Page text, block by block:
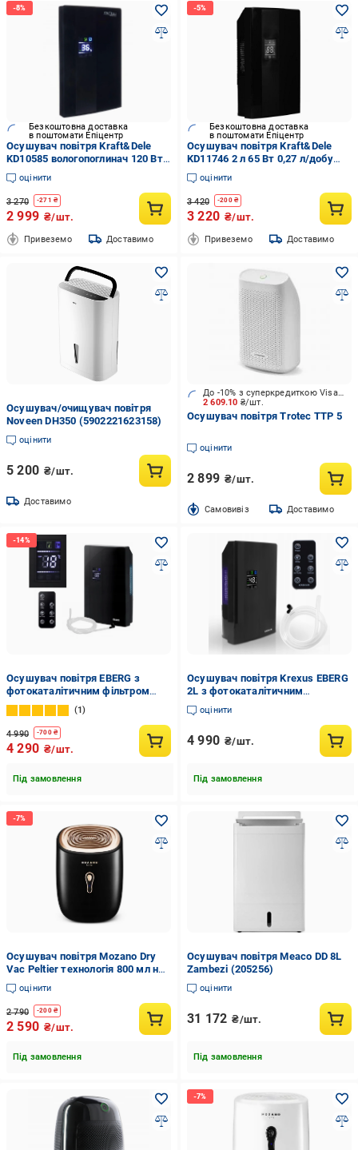
Безкоштовна доставка
в поштомати Епіцентр
Осушувач повітря Kraft&Dele
KD10585 вологопоглинач 120 Вт
2 л 220-240 В
оцінити
3 270 -271 ₴
2 999 ₴/шт.
Привеземо Доставимо
Безкоштовна доставка
в поштомати Епіцентр
Осушувач повітря Kraft&Dele
KD11746 2 л 65 Вт 0,27 л/добу
Чорний
оцінити
3 420 -200₴
3 220 ₴/шт.
Привеземо Доставимо
Осушувач/очищувач повітря
Noveen DH350 (5902221623158)
оцінити
5 200 ₴/шт.
Доставимо
2 609.10 ₴/шт.
До -10% з суперкредиткою Visa Вигода
Осушувач повітря Trotec TTP 5
оцінити
2 899 ₴/шт.
Cамовивіз Доставимо
Осушувач повітря EBERG з
фотокаталітичним фільтром
Чорний (DH-1000 SMART)
1
4 990 -700₴
4 290 ₴/шт.
Під замовлення
Осушувач повітря Krexus EBERG
2L з фотокаталітичним
фільтром TiO2 (15338756)
оцінити
4 990 ₴/шт.
Під замовлення
Осушувач повітря Mozano Dry
Vac Peltier технологія 800 мл на
30 Вт Чорний із золотистим
оцінити
2 790 -200₴
2 590 ₴/шт.
Під замовлення
Осушувач повітря Meaco DD 8L
Zambezi (205256)
оцінити
31 172 ₴/шт.
Під замовлення